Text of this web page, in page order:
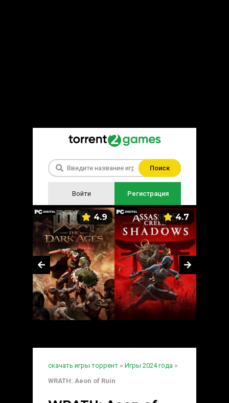
Поиск
Войти Регистрация
4.9 4.7
скачать игры торрент » Игры 2024 года »
WRATH: Aeon of Ruin